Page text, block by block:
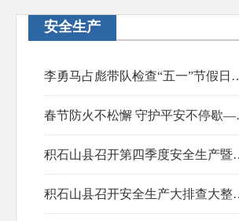
安全生产
李勇马占彪带队检查“
春节防火不
积石山县召开第四
积石山县召开安全